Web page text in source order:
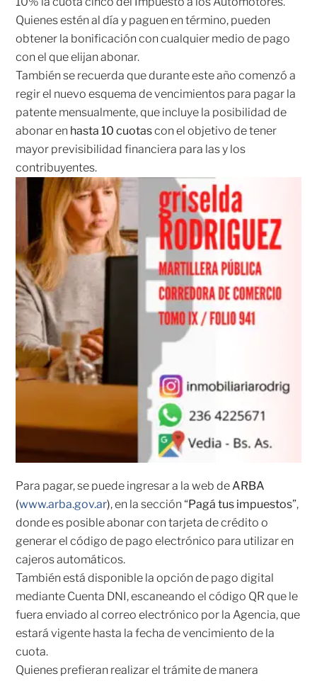
Quienes estén al día y paguen en término, pueden
obtener la bonificación con cualquier medio de pago
con el que elijan abonar.
También se recuerda que durante este año comenzó a
regir el nuevo esquema de vencimientos para pagar la
patente mensualmente, que incluye la posibilidad de
abonar en hasta 10 cuotascon el objetivo de tener
mayor previsibilidad financiera para las y los
contribuyentes.
Para pagar, se puede ingresar a la web deARBA
(www.arba.gov.ar), en la sección “Pagá tus impuestos”,
donde es posible abonar con tarjeta de crédito o
generar el código de pago electrónico para utilizar en
cajeros automáticos.
También está disponible la opción de pago digital
mediante Cuenta DNI, escaneando el código QR que le
fuera enviado al correo electrónico por la Agencia, que
estará vigente hasta la fecha de vencimiento de la
cuota.
Quienes prefieran realizar el trámite de manera